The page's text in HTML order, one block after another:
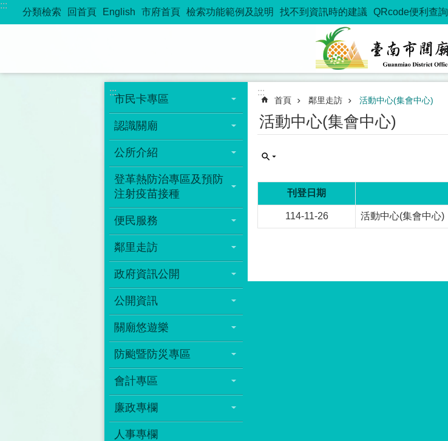
跳到主要內容區塊
:::
分類檢索 回首頁 English 市府首頁 檢索功能範例及說明 找不到資訊時的建議 QRcode便利查詢
:::
市民卡專區
認識關廟
公所介紹
登革熱防治專區及預防
注射疫苗接種
便民服務
鄰里走訪
政府資訊公開
公開資訊
關廟悠遊樂
防颱暨防災專區
會計專區
廉政專欄
人事專欄
:::
首頁 鄰里走訪 活動中心(集會中心)
活動中心(集會中心)
刊登日期
114-11-26 活動中心(集會中心)